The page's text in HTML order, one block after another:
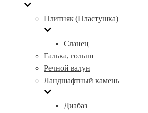
Плитняк (Пластушка)
Сланец
Галька, голыш
Речной валун
Ландшафтный камень
Диабаз